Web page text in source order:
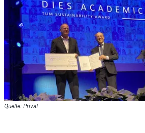
Quelle: Privat